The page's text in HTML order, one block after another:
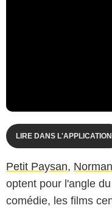
LIRE DANS L'APPLICATION
Petit Paysan,
optent pour l'angle
comédie, les films